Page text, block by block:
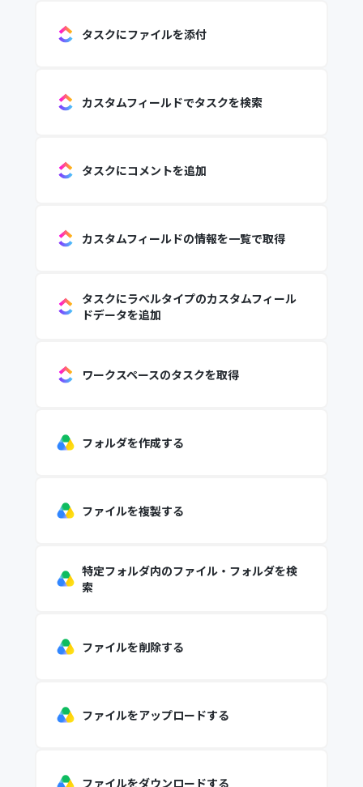
タスクにファイルを添付
カスタムフィールドでタスクを検索
タスクにコメントを追加
カスタムフィールドの情報を一覧で取得
タスクにラベルタイプのカスタムフィール
ドデータを追加
ワークスペースのタスクを取得
フォルダを作成する
ファイルを複製する
特定フォルダ内のファイル・フォルダを検
索
ファイルを削除する
ファイルをアップロードする
ファイルをダウンロードする